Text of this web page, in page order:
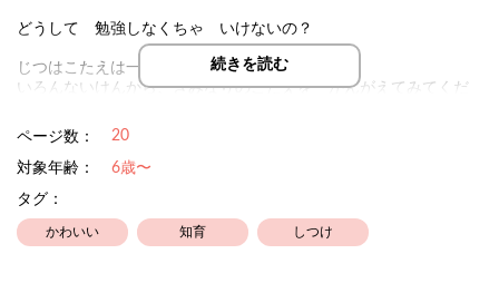
どうして 勉強しなくちゃ いけないの？
じつはこたえは一つではありません。
いろんないけんから、きみなりのこたえを かんがえてみてくだ
大人と いっしょによんで、おとなのいけんも きいてみよう！
（大人も自分の意見を交えつつ、考えながら読んであげてくださ
続きを読む
ページ数： 20
対象年齢：
6歳〜
タグ：
かわいい 知育 しつけ